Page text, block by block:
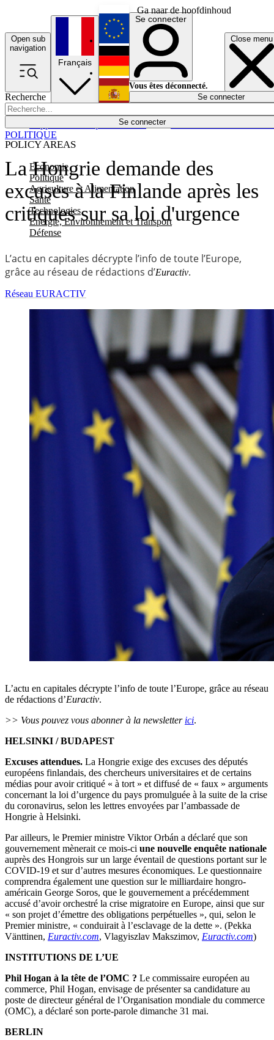
Ga naar de hoofdinhoud
Open sub
navigation
Close menu
Recherche
Se connecter
POLICY AREAS
Economie
Politique
Agriculture et Alimentation
Santé
Technologies
Energie, Environnement et Transport
Défense
Économie
Français
English
Deutsch
Español
Se connecter
Vous êtes déconnecté.
Se connecter
La Hongrie demande des
excuses à la Finlande après les
critiques sur sa loi d'urgence
L’actu en capitales décrypte l’info de toute l’Europe,
grâce au réseau de rédactions d’Euractiv.
POLITIQUE
Réseau EURACTIV
L’actu en capitales décrypte l’info de toute l’Europe, grâce au réseau
de rédactions d’Euractiv.
>> Vous pouvez vous abonner à la newsletter ici.
HELSINKI / BUDAPEST
Excuses attendues. La Hongrie exige des excuses des députés
européens finlandais, des chercheurs universitaires et de certains
médias pour avoir critiqué « à tort » et diffusé de « faux » arguments
concernant la loi d’urgence du pays promulguée à la suite de la crise
du coronavirus, selon les lettres envoyées par l’ambassade de
Hongrie à Helsinki.
Par ailleurs, le Premier ministre Viktor Orbán a déclaré que son
gouvernement mènerait ce mois-ci une nouvelle enquête nationale
auprès des Hongrois sur un large éventail de questions portant sur le
COVID-19 et sur d’autres mesures économiques. Le questionnaire
comprendra également une question sur le milliardaire hongro-
américain George Soros, que le gouvernement a précédemment
accusé d’avoir orchestré la crise migratoire en Europe, ainsi que sur
« son projet d’émettre des obligations perpétuelles », qui, selon le
Premier ministre, « conduirait à l’esclavage de la dette ». (Pekka
Vänttinen, Euractiv.com, Vlagyiszlav Makszimov, Euractiv.com)
INSTITUTIONS DE L’UE
Phil Hogan à la tête de l’OMC ? Le commissaire européen au
commerce, Phil Hogan, envisage de présenter sa candidature au
poste de directeur général de l’Organisation mondiale du commerce
(OMC), a déclaré son porte-parole dimanche 31 mai.
BERLIN